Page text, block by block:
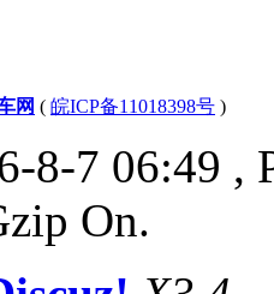
网 ( 皖ICP备11018398号 )
8-7 06:49 ,
On.